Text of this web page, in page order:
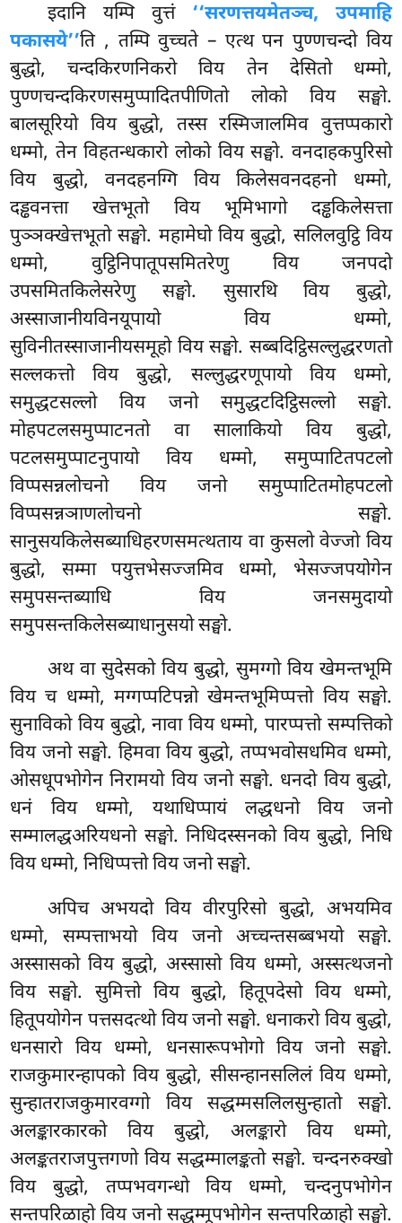
इदानि यम्पि वुत्तं ‘‘सरणत्तयमेतञ्च, उपमाहि
पकासये’’ति , तम्पि वुच्चते – एत्थ पन पुण्णचन्दो विय
बुद्धो, चन्दकिरणनिकरो विय तेन देसितो धम्मो,
पुण्णचन्दकिरणसमुप्पादितपीणितो लोको विय सङ्घो.
बालसूरियो विय बुद्धो, तस्स रस्मिजालमिव वुत्तप्पकारो
धम्मो, तेन विहतन्धकारो लोको विय सङ्घो. वनदाहकपुरिसो
विय बुद्धो, वनदहनग्गि विय किलेसवनदहनो धम्मो,
दड्ढवनत्ता खेत्तभूतो विय भूमिभागो दड्ढकिलेसत्ता
पुञ्ञक्खेत्तभूतो सङ्घो. महामेघो विय बुद्धो, सलिलवुट्ठि विय
धम्मो, वुट्ठिनिपातूपसमितरेणु विय जनपदो
उपसमितकिलेसरेणु सङ्घो. सुसारथिविय बुद्धो,
अस्साजानीयविनयूपायो विय धम्मो,
सुविनीतस्साजानीयसमूहो विय सङ्घो. सब्बदिट्ठिसल्लुद्धरणतो
सल्लकत्तो विय बुद्धो, सल्लुद्धरणूपायो विय धम्मो,
समुद्धटसल्लो विय जनो समुद्धटदिट्ठिसल्लो सङ्घो.
मोहपटलसमुप्पाटनतो वा सालाकियो विय बुद्धो,
पटलसमुप्पाटनुपायो विय धम्मो, समुप्पाटितपटलो
विप्पसन्नलोचनो विय जनो समुप्पाटितमोहपटलो
विप्पसन्नञाणलोचनो सङ्घो.
सानुसयकिलेसब्याधिहरणसमत्थताय वा कुसलो वेज्जो विय
बुद्धो, सम्मा पयुत्तभेसज्जमिव धम्मो, भेसज्जपयोगेन
समुपसन्तब्याधि विय जनसमुदायो
समुपसन्तकिलेसब्याधानुसयो सङ्घो.
अथ वा सुदेसको विय बुद्धो, सुमग्गो विय खेमन्तभूमि
विय च धम्मो, मग्गप्पटिपन्नो खेमन्तभूमिप्पत्तो विय सङ्घो.
सुनाविको विय बुद्धो, नावा विय धम्मो, पारप्पत्तो सम्पत्तिको
विय जनो सङ्घो. हिमवा विय बुद्धो, तप्पभवोसधमिव धम्मो,
ओसधूपभोगेन निरामयो विय जनो सङ्घो. धनदो विय बुद्धो,
धनं विय धम्मो, यथाधिप्पायं लद्धधनो विय जनो
सम्मालद्धअरियधनो सङ्घो. निधिदस्सनको वियबुद्धो, निधि
विय धम्मो, निधिप्पत्तो विय जनो सङ्घो.
अपिच अभयदो विय वीरपुरिसो बुद्धो, अभयमिव
धम्मो, सम्पत्ताभयो विय जनो अच्चन्तसब्बभयो सङ्घो.
अस्सासको विय बुद्धो, अस्सासो विय धम्मो, अस्सत्थजनो
विय सङ्घो. सुमित्तो विय बुद्धो, हितूपदेसो विय धम्मो,
हितूपयोगेन पत्तसदत्थो विय जनो सङ्घो. धनाकरो विय बुद्धो,
धनसारो विय धम्मो, धनसारूपभोगो विय जनो सङ्घो.
राजकुमारन्हापको विय बुद्धो, सीसन्हानसलिलं विय धम्मो,
सुन्हातराजकुमारवग्गो विय सद्धम्मसलिलसुन्हातो सङ्घो.
अलङ्कारकारको विय बुद्धो, अलङ्कारो विय धम्मो,
अलङ्कतराजपुत्तगणोविय सद्धम्मालङ्कतो सङ्घो. चन्दनरुक्खो
विय बुद्धो, तप्पभवगन्धो विय धम्मो, चन्दनुपभोगेन
सन्तपरिळाहो विय जनो सद्धम्मूपभोगेन सन्तपरिळाहो सङ्घो.